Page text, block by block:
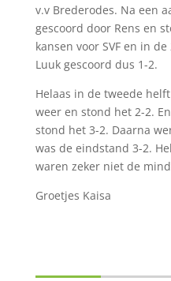
v.v Brederodes. Na een
gescoord door Rens en
kansen voor SVF en in
Luuk gescoord dus 1-2.
Helaas in de tweede
weer en stond het 2-2.
stond het 3-2. Daarna
was de eindstand 3-2.
waren zeker niet de
Groetjes Kaisa